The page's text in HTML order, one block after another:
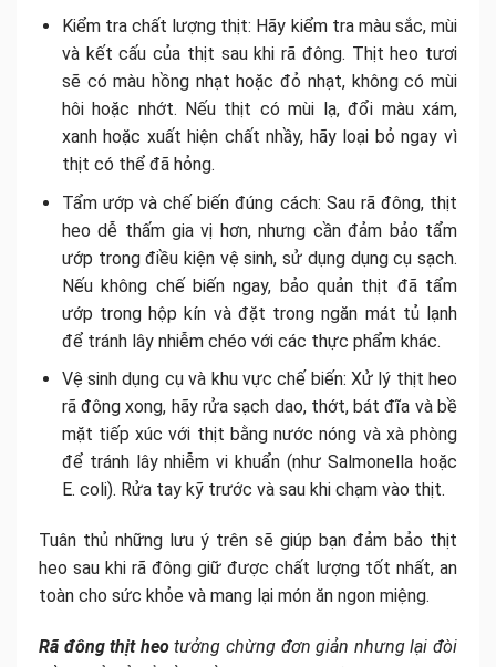
Kiểm tra chất lượng thịt: Hãy kiểm tra màu sắc, mùi
và kết cấu của thịt sau khi rã đông. Thịt heo tươi
sẽ có màu hồng nhạt hoặc đỏ nhạt, không có mùi
hôi hoặc nhớt. Nếu thịt có mùi lạ, đổi màu xám,
xanh hoặc xuất hiện chất nhầy, hãy loại bỏ ngay vì
thịt có thể đã hỏng.
Tẩm ướp và chế biến đúng cách: Sau rã đông, thịt
heo dễ thấm gia vị hơn, nhưng cần đảm bảo tẩm
ướp trong điều kiện vệ sinh, sử dụng dụng cụ sạch.
Nếu không chế biến ngay, bảo quản thịt đã tẩm
ướp trong hộp kín và đặt trong ngăn mát tủ lạnh
để tránh lây nhiễm chéo với các thực phẩm khác.
Vệ sinh dụng cụ và khu vực chế biến: Xử lý thịt heo
rã đông xong, hãy rửa sạch dao, thớt, bát đĩa và bề
mặt tiếp xúc với thịt bằng nước nóng và xà phòng
để tránh lây nhiễm vi khuẩn (như Salmonella hoặc
E. coli). Rửa tay kỹ trước và sau khi chạm vào thịt.
Tuân thủ những lưu ý trên sẽ giúp bạn đảm bảo thịt
heo sau khi rã đông giữ được chất lượng tốt nhất, an
toàn cho sức khỏe và mang lại món ăn ngon miệng.
Rã đông thịt heotưởng chừng đơn giản nhưng lại đòi